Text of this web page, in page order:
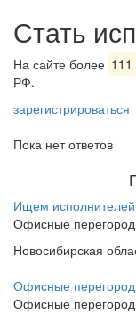
Стать
На сайте более 111
РФ.
зарегистрироваться
Пока нет ответов
Ищем исполнителей
Офисные
Новосибирская
Офисные
Офисные